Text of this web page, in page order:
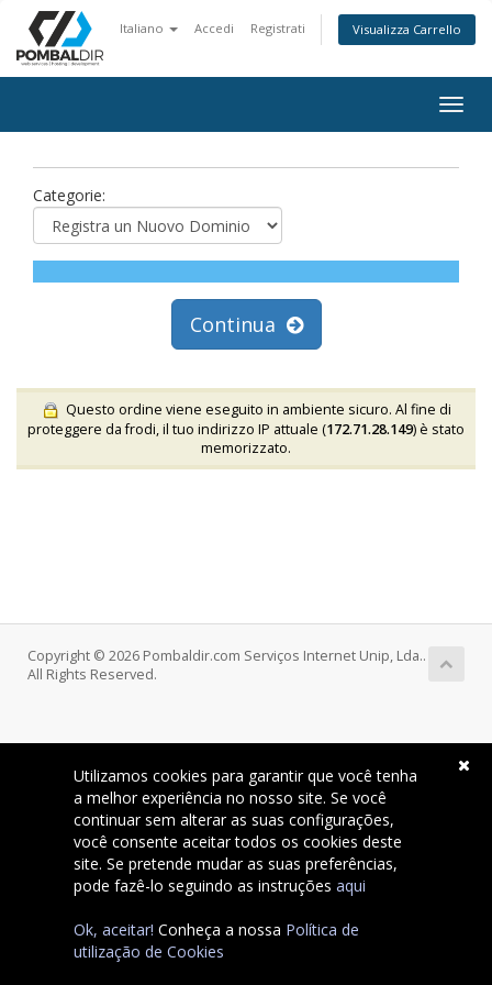
Italiano Accedi Registrati Visualizza Carrello
Categorie:
Continua
Questo ordine viene eseguito in ambiente sicuro. Al fine di
proteggere da frodi, il tuo indirizzo IP attuale (172.71.28.149) è stato
memorizzato.
Copyright © 2026 Pombaldir.com Serviços Internet Unip, Lda..
All Rights Reserved.
Utilizamos cookies para garantir que você tenha
a melhor experiência no nosso site. Se você
continuar sem alterar as suas configurações,
você consente aceitar todos os cookies deste
site. Se pretende mudar as suas preferências,
pode fazê-lo seguindo as instruçõesaqui
Ok, aceitar! Conheça a nossa Política de
utilização de Cookies